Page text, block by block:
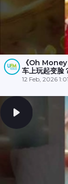
《Oh
车上玩起变脸
12 Feb, 2026